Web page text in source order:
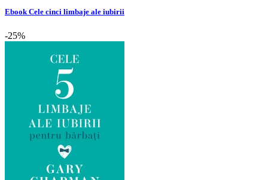
Ebook Cele cinci limbaje ale iubirii
-25%